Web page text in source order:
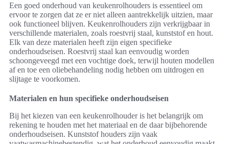
Een goed onderhoud van keukenrolhouders is essentieel om
ervoor te zorgen dat ze er niet alleen aantrekkelijk uitzien, maar
ook functioneel blijven. Keukenrolhouders zijn verkrijgbaar in
verschillende materialen, zoals roestvrij staal, kunststof en hout.
Elk van deze materialen heeft zijn eigen specifieke
onderhoudseisen. Roestvrij staal kan eenvoudig worden
schoongeveegd met een vochtige doek, terwijl houten modellen
af en toe een oliebehandeling nodig hebben om uitdrogen en
slijtage te voorkomen.
Materialen en hun specifieke onderhoudseisen
Bij het kiezen van een keukenrolhouder is het belangrijk om
rekening te houden met het materiaal en de daar bijbehorende
onderhoudseisen. Kunststof houders zijn vaak